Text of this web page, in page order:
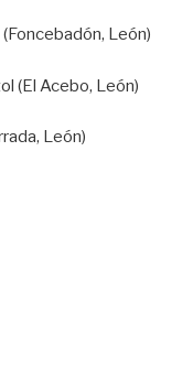
León)
(El Acebo, León)
León)